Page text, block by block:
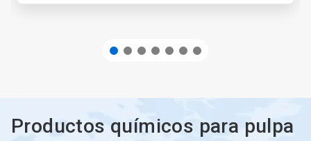
Productos químicos para pulpa